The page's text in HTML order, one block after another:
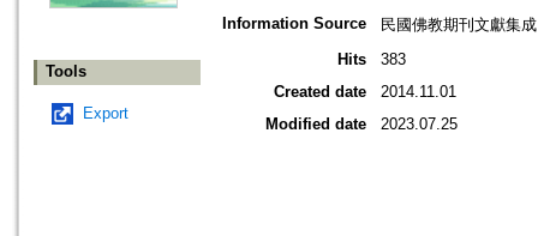
Tools
Export
Information Source
民國佛教期刊文獻集
Hits
383
Created date
2014.11.01
Modified date
2023.07.25